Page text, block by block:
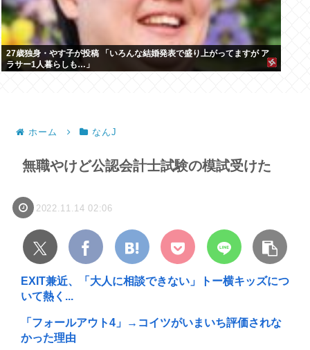
27歳独身・やす子が投稿 「いろんな結婚発表で盛り上がってますが ア
ラサー1人暮らしも…」
ホーム なんJ
無職やけど公認会計士試験の模試受けた
2022.11.14 02:06
EXIT兼近、「大人に相談できない」トー横キッズにつ
いて熱く...
「フォールアウト4」→コイツがいまいち評価されな
かった理由